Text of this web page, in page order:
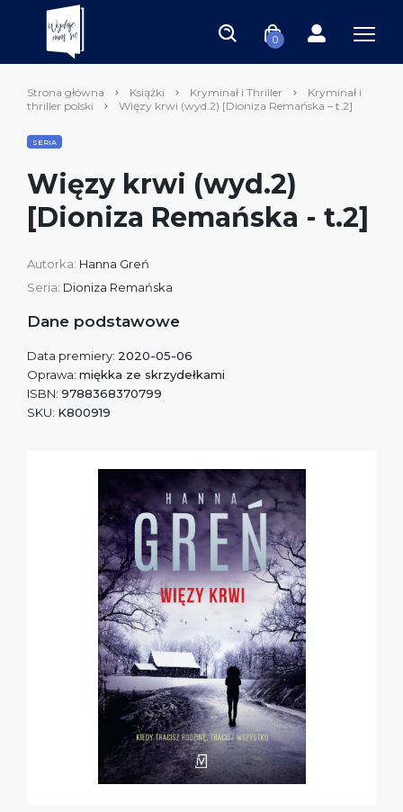
0
Strona główna Książki Kryminał i Thriller
Kryminał i
thriller polski
Więzy krwi (wyd.2) [Dioniza Remańska – t.2]
SERIA
Więzy krwi (wyd.2)
[Dioniza Remańska - t.2]
Autorka: Hanna Greń
Seria: Dioniza Remańska
Dane podstawowe
Data premiery: 2020-05-06
Oprawa: miękka ze skrzydełkami
ISBN: 9788368370799
SKU: K800919